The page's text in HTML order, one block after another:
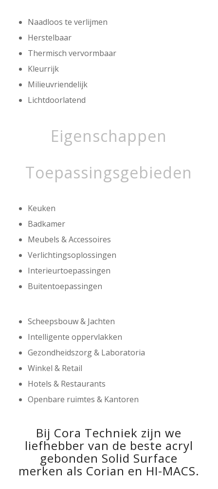
Naadloos te verlijmen
Herstelbaar
Thermisch vervormbaar
Kleurrijk
Milieuvriendelijk
Lichtdoorlatend
Eigenschappen
Toepassingsgebieden
Keuken
Badkamer
Meubels & Accessoires
Verlichtingsoplossingen
Interieurtoepassingen
Buitentoepassingen
Scheepsbouw & Jachten
Intelligente oppervlakken
Gezondheidszorg & Laboratoria
Winkel & Retail
Hotels & Restaurants
Openbare ruimtes & Kantoren
Bij Cora Techniek zijn we
liefhebber van de beste acryl
gebonden Solid Surface
merken als Corian en HI-MACS.